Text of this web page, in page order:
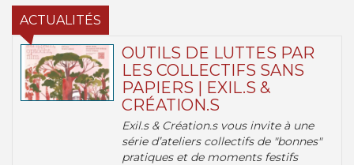
ACTUALITÉS
OUTILS DE LUTTES PAR
LES COLLECTIFS SANS
PAPIERS | EXIL.S &
CRÉATION.S
Exil.s & Création.s vous invite à une
série d’ateliers collectifs de "bonnes"
pratiques et de moments festifs